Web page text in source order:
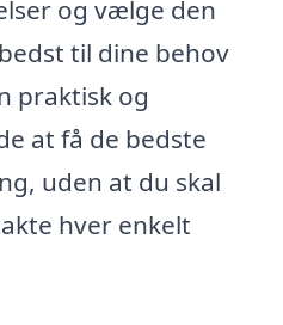
og vælge den
til dine behov
praktisk og
at få de bedste
uden at du skal
hver enkelt